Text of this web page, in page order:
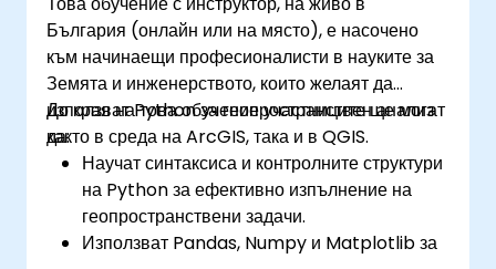
България (онлайн или на място), е насочено
към начинаещи професионалисти в науките за
Земята и инженерството, които желаят да
използват Python за геопространствен анализ
както в среда на ArcGIS, така и в QGIS.
До края на това обучение участниците ще могат
да:
Научат синтаксиса и контролните структури
на Python за ефективно изпълнение на
геопространствени задачи.
Използват Pandas, Numpy и Matplotlib за